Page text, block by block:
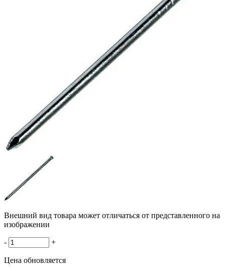
Внешний вид товара может отличаться от представленного на
изображении
- +
Цена обновляется